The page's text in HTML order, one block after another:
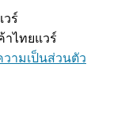
วร์
าไทยแวร์
วามเป็นส่วนตัว